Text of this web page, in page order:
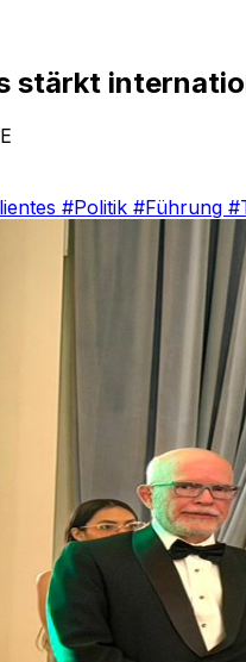
stärkt
#Politik #Führung